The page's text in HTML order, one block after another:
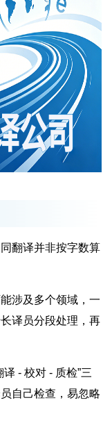
翻译并非按字数算
涉及多个领域，一
译员分段处理，再
- 校对 - 质检”三
自己检查，易忽略